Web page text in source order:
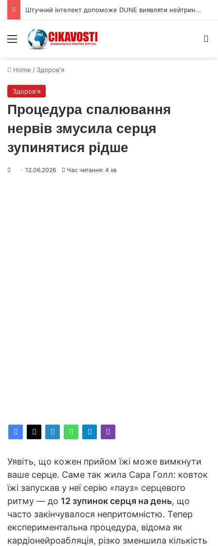
Штучний інтелект допоможе DUNE виявляти нейтрино під землею
Menu
Home / Здоров'я
Здоров'я
Процедура спалювання
нервів змусила серця
зупинятися рідше
12.06.2026 Час читання: 4 хв
Уявіть, що кожен прийом їжі може вимкнути
ваше серце. Саме так жила Сара Голл: ковток
їжі запускав у неї серію «пауз» серцевого
ритму — до 12 зупинок серця на день, що
часто закінчувалося непритомністю. Тепер
експериментальна процедура, відома як
кардіонейроабляція, різко зменшила кількість